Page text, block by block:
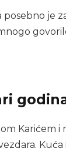
posebno je
Karićem
Kuća